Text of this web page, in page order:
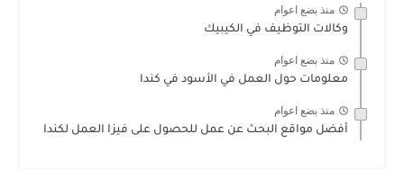
منذ بضع اعوام
وكالات التوظيف في الكيبيك
منذ بضع اعوام
معلومات حول العمل في الأسود في كندا
منذ بضع اعوام
أفضل مواقع البحث عن عمل للحصول على فيزا العمل لكندا